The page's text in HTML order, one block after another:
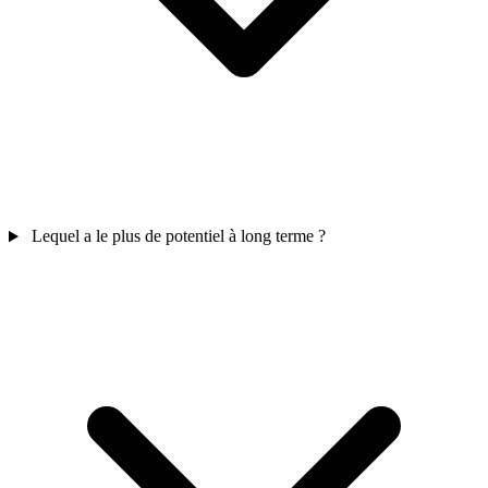
Lequel a le plus de potentiel à long terme ?